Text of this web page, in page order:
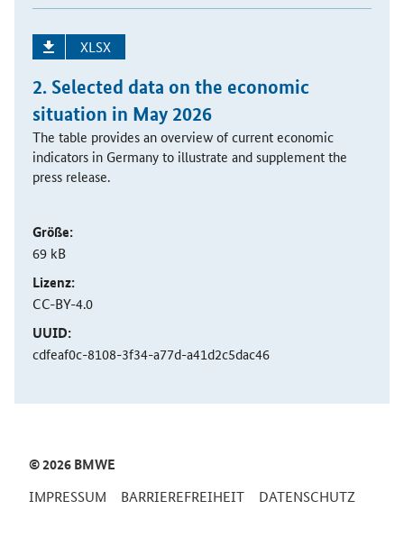
XLSX
2. Selected data on the economic
situation in May 2026
The table provides an overview of current economic
indicators in Germany to illustrate and supplement the
press release.
Größe:
69 kB
Lizenz:
CC-BY-4.0
UUID:
cdfeaf0c-8108-3f34-a77d-a41d2c5dac46
SrOnlyServicemenü
© 2026 BMWE
IMPRESSUM BARRIEREFREIHEIT DATENSCHUTZ